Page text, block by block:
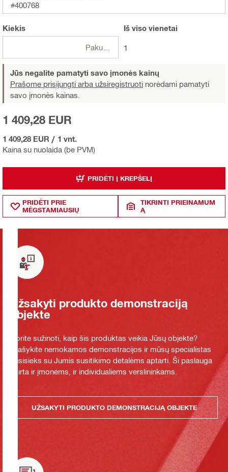
#400768
Kiekis
Pakuotės
Iš visovienetai
1
Jūs negalite pamatyti savo įmonės kainų
Prašome prisijungti arba užsiregistruoti norėdami pamatyti
savo įmonės kainas.
Kaina su nuolaida (be PVM)
1 409,28 EUR
1 409,28 EUR / 1 vnt.
PRIDĖTI Į KREPŠELĮ
PRIDĖTI PRIE
MĖGSTAMIAUSIŲ
TIKRINTI PRIEINAMUM
Ą
Užsakyti produkto demonstraciją
objekte
Norite sužinoti, kaip šis produktas veikia Jūsų objekte?
Prašykite nemokamos demonstracijos ir mūsų specialistas
susisieks su Jumis susitikimo detalėms aptarti. Ši paslauga
skirta ir įmonėms, ir individualiems verslininkams.
UŽSAKYTI PRODUKTO DEMONSTRACIJĄ OBJEKTE